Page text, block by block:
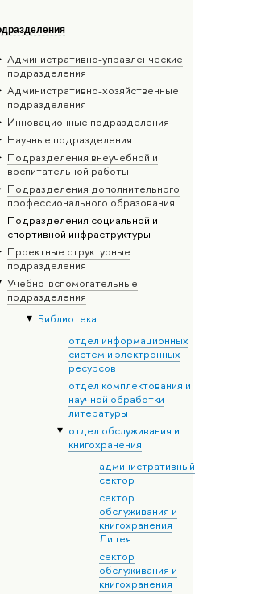
Административно-управленческие
подразделения
Административно-хозяйственные
подразделения
Инновационные подразделения
Научные подразделения
Подразделения внеучебной и
воспитательной работы
Подразделения дополнительного
профессионального образования
Подразделения социальной и
спортивной инфраструктуры
Проектные структурные
подразделения
Учебно-вспомогательные
подразделения
Библиотека
отдел информационных
систем и электронных
ресурсов
отдел комплектования и
научной обработки
литературы
отдел обслуживания и
книгохранения
административный
сектор
сектор
обслуживания и
книгохранения
Лицея
сектор
обслуживания и
книгохранения